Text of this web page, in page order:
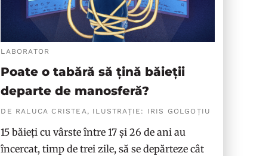
LABORATOR
Poate o tabără să țină băieții
departe de manosferă?
DE RALUCA CRISTEA, ILUSTRAȚIE: IRIS GOLGOȚIU
15 băieți cu vârste între 17 și 26 de ani au
încercat, timp de trei zile, să se depărteze cât